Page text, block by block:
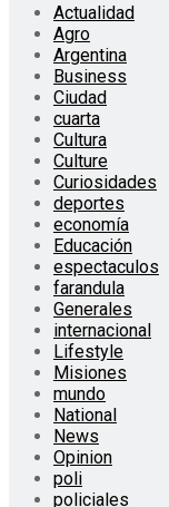
Actualidad
Agro
Argentina
Business
Ciudad
cuarta
Cultura
Culture
Curiosidades
deportes
economía
Educación
espectaculos
farandula
Generales
internacional
Lifestyle
Misiones
mundo
National
News
Opinion
poli
policiales